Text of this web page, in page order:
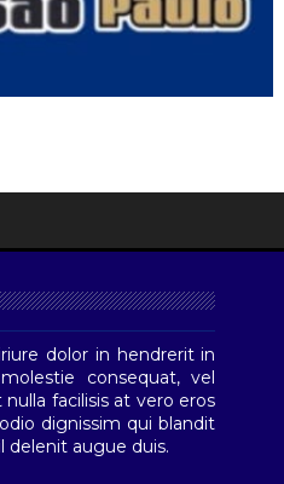
dolor in hendrerit in
consequat, vel
facilisis at vero eros
dignissim qui blandit
delenit augue duis.